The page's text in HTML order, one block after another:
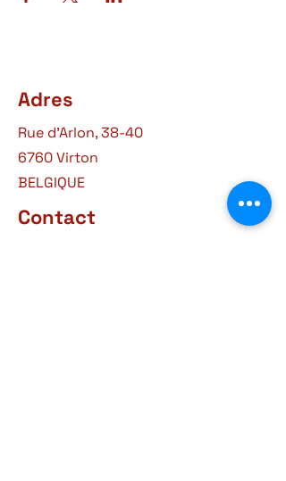
Adres
Rue d'Arlon, 38-40
6760 Virton
BELGIQUE
Contact